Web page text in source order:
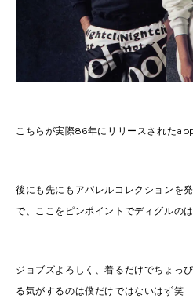
こちらが実際86年にリリースされた
後にも先にもアパレルコレクションを
で、ここをピンポイントでディグルのは
ジョブズよろしく、着るだけでちょっ
る気がするのは僕だけではないはず笑